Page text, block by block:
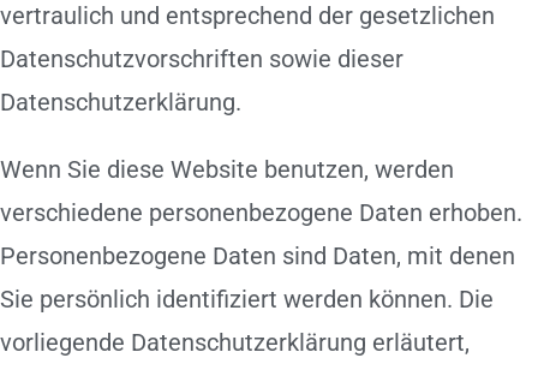
vertraulich und entsprechend der gesetzlichen
Datenschutzvorschriften sowie dieser
Datenschutzerklärung.
Wenn Sie diese Website benutzen, werden
verschiedene personenbezogene Daten erhoben.
Personenbezogene Daten sind Daten, mit denen
Sie persönlich identifiziert werden können. Die
vorliegende Datenschutzerklärung erläutert,